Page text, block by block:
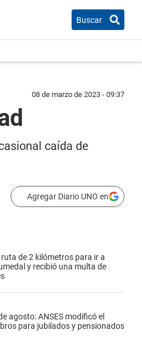
Buscar
08 de marzo de 2023 - 09:37
caída de
Agregar Diario UNO en
de 2 kilómetros para ir a
y recibió una multa de
agosto: ANSES modificó el
para jubilados y pensionados